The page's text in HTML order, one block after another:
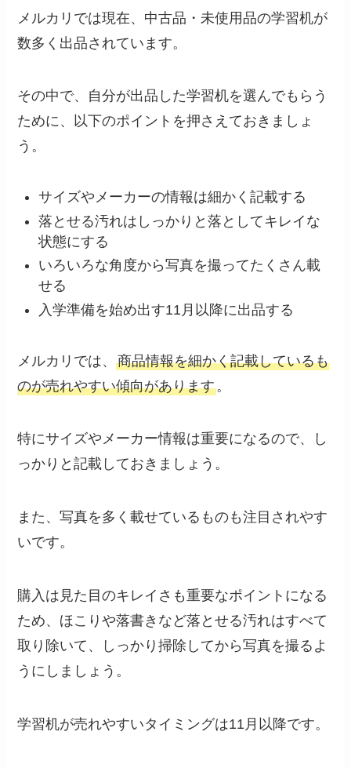
メルカリでは現在、中古品・未使用品の学習机が
数多く出品されています。
その中で、自分が出品した学習机を選んでもらう
ために、以下のポイントを押さえておきましょ
う。
サイズやメーカーの情報は細かく記載する
落とせる汚れはしっかりと落としてキレイな
状態にする
いろいろな角度から写真を撮ってたくさん載
せる
入学準備を始め出す11月以降に出品する
メルカリでは、商品情報を細かく記載しているも
のが売れやすい傾向があります。
特にサイズやメーカー情報は重要になるので、し
っかりと記載しておきましょう。
また、写真を多く載せているものも注目されやす
いです。
購入は見た目のキレイさも重要なポイントになる
ため、ほこりや落書きなど落とせる汚れはすべて
取り除いて、しっかり掃除してから写真を撮るよ
うにしましょう。
学習机が売れやすいタイミングは11月以降です。